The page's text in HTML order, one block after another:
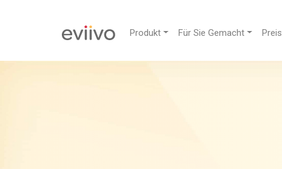
Produkt Für Sie Gemacht